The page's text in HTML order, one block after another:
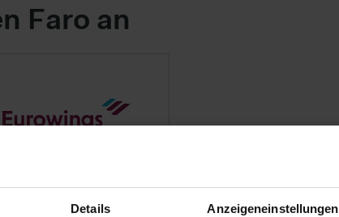
Details Anzeigeneinstellungen
Faro an